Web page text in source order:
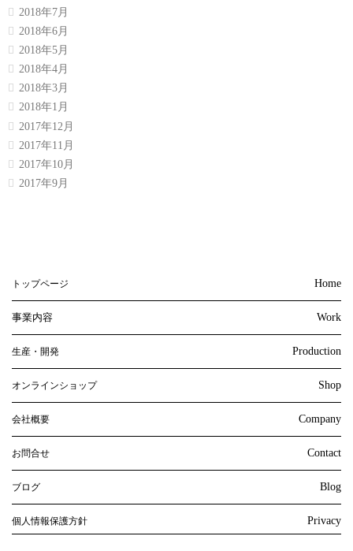
2018年7月
2018年6月
2018年5月
2018年4月
2018年3月
2018年1月
2017年12月
2017年11月
2017年10月
2017年9月
トップページ Home
事業内容 Work
生産・開発 Production
オンラインショップ Shop
会社概要 Company
お問合せ Contact
ブログ Blog
個人情報保護方針 Privacy